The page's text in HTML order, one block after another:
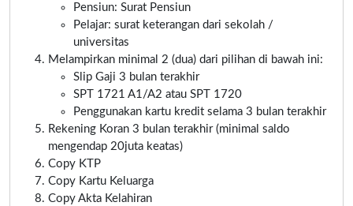
Pensiun: Surat Pensiun
Pelajar: surat keterangan dari sekolah /
universitas
Melampirkan minimal 2 (dua) dari pilihan di bawah ini:
Slip Gaji 3 bulan terakhir
SPT 1721 A1/A2 atau SPT 1720
Penggunakan kartu kredit selama 3 bulan terakhir
Rekening Koran 3 bulan terakhir (minimal saldo
mengendap 20juta keatas)
Copy KTP
Copy Kartu Keluarga
Copy Akta Kelahiran